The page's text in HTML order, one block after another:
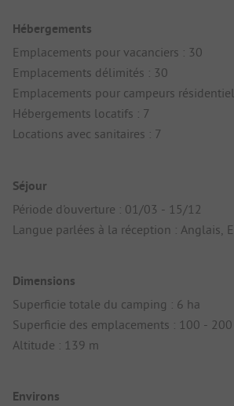
Hébergements
Emplacements pour vacanciers : 30
Emplacements délimités : 30
Emplacements pour campeurs
Hébergements locatifs : 7
Locations avec sanitaires : 7
Séjour
Période d'ouverture : 01/03 - 15/12
Langue parlées à la réception : Anglais,
Dimensions
Superficie totale du camping : 6 ha
Superficie des emplacements : 100 - 200
Altitude : 139 m
Environs